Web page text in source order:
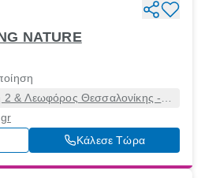
NATURE
2 & Λεωφόρος Θεσσαλονίκης -
Θεσσαλονίκη, 57001
Κάλεσε Τώρα